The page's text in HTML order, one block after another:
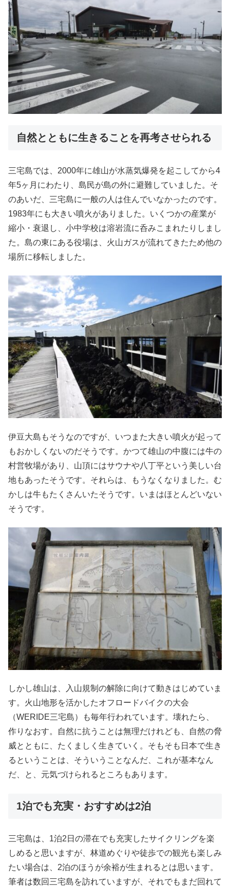
自然とともに生きることを再考させられる
三宅島では、2000年に雄山が水蒸気爆発を起こしてから4
年5ヶ月にわたり、島民が島の外に避難していました。そ
のあいだ、三宅島に一般の人は住んでいなかったのです。
1983年にも大きい噴火がありました。いくつかの産業が
縮小・衰退し、小中学校は溶岩流に呑みこまれたりしまし
た。島の東にある役場は、火山ガスが流れてきたため他の
場所に移転しました。
伊豆大島もそうなのですが、いつまた大きい噴火が起って
もおかしくないのだそうです。かつて雄山の中腹には牛の
村営牧場があり、山頂にはサウナや八丁平という美しい台
地もあったそうです。それらは、もうなくなりました。む
かしは牛もたくさんいたそうです。いまはほとんどいない
そうです。
しかし雄山は、入山規制の解除に向けて動きはじめていま
す。火山地形を活かしたオフロードバイクの大会
（WERIDE三宅島）も毎年行われています。壊れたら、
作りなおす。自然に抗うことは無理だけれども、自然の脅
威とともに、たくましく生きていく。そもそも日本で生き
るということは、そういうことなんだ、これが基本なん
だ、と、元気づけられるところもあります。
1泊でも充実・おすすめは2泊
三宅島は、1泊2日の滞在でも充実したサイクリングを楽
しめると思いますが、林道めぐりや徒歩での観光も楽しみ
たい場合は、2泊のほうが余裕が生まれるとは思います。
筆者は数回三宅島を訪れていますが、それでもまだ回れて